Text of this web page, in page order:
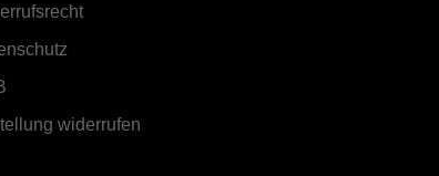
widerrufen